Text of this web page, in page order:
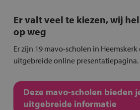
Er valt veel te kiezen, wij
op weg
Er zijn 19 mavo-scholen in Heemskerk
uitgebreide online presentatiepagina.
Deze mavo-scholen bieden
uitgebreide informatie